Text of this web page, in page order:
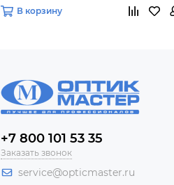
В корзину
+7 800 101 53 35
Заказать звонок
service@opticmaster.ru